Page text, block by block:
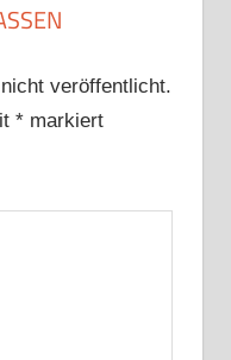
veröffentlicht.
*markiert